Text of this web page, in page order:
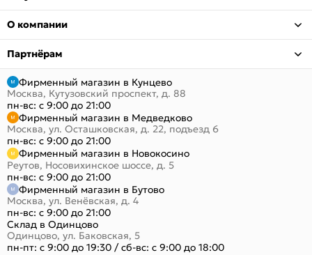
О компании
Партнёрам
Фирменный магазин в Кунцево
Москва, Кутузовский проспект, д. 88
пн-вс: с 9:00 до 21:00
Фирменный магазин в Медведково
Москва, ул. Осташковская, д. 22, подъезд 6
пн-вс: с 9:00 до 21:00
Фирменный магазин в Новокосино
Реутов, Носовихинское шоссе, д. 5
пн-вс: с 9:00 до 21:00
Фирменный магазин в Бутово
Москва, ул. Венёвская, д. 4
пн-вс: с 9:00 до 21:00
Склад в Одинцово
Одинцово, ул. Баковская, 5
пн-пт: с 9:00 до 19:30 /сб-вс: с 9:00 до 18:00